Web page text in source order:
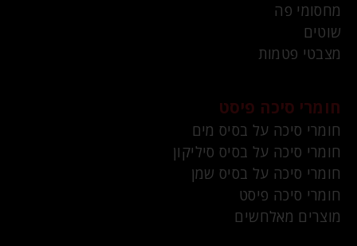
מחסומי פה
שוטים
מצבטי פטמות
חומרי סיכה פיסט
חומרי סיכה על בסיס מים
חומרי סיכה על בסיס סיליקון
חומרי סיכה על בסיס שמן
חומרי סיכה פיסט
מוצרים מאלחשים